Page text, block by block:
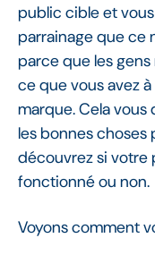
public cible et
parrainage que ce
parce que les
ce que vous avez
marque. Cela vous
les bonnes
découvrez si votre
fonctionné ou non.
Voyons comment